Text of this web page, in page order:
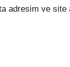
adresim ve site